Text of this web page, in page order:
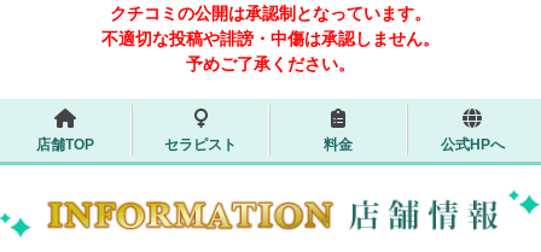
クチコミの公開は承認制となっています。
不適切な投稿や誹謗・中傷は承認しません。
予めご了承ください。
店舗TOP セラピスト 料金 公式HPへ